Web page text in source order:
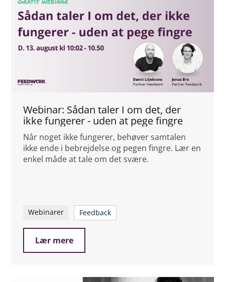
Webinar: Sådan taler I om det, der
ikke fungerer - uden at pege fingre
Når noget ikke fungerer, behøver samtalen
ikke ende i bebrejdelse og pegen fingre. Lær en
enkel måde at tale om det svære.
Webinarer Feedback
Lær mere